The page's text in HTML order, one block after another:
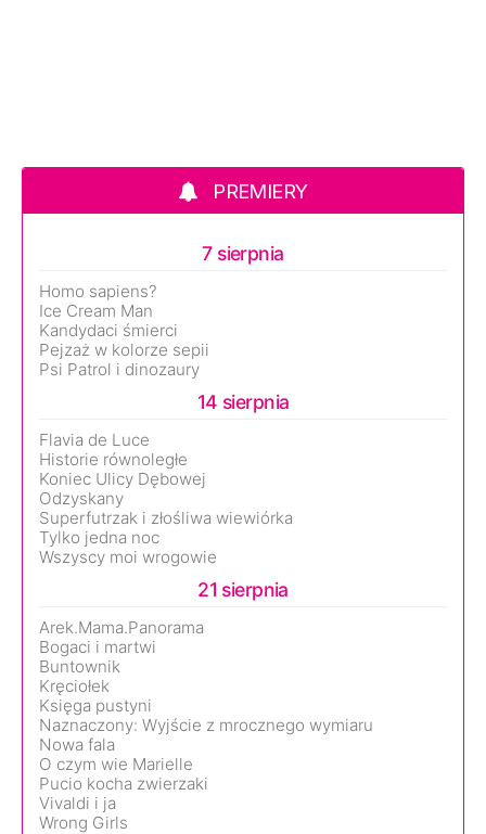
PREMIERY
7 sierpnia
Homo sapiens?
Ice Cream Man
Kandydaci śmierci
Pejzaż w kolorze sepii
Psi Patrol i dinozaury
14 sierpnia
Flavia de Luce
Historie równoległe
Koniec Ulicy Dębowej
Odzyskany
Superfutrzak i złośliwa wiewiórka
Tylko jedna noc
Wszyscy moi wrogowie
21 sierpnia
Arek.Mama.Panorama
Bogaci i martwi
Buntownik
Kręciołek
Księga pustyni
Naznaczony: Wyjście z mrocznego wymiaru
Nowa fala
O czym wie Marielle
Pucio kocha zwierzaki
Vivaldi i ja
Wrong Girls